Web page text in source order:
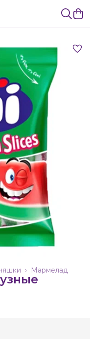
Мармелад
›